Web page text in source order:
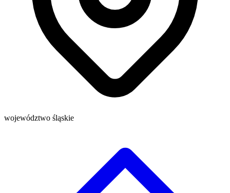
województwo śląskie